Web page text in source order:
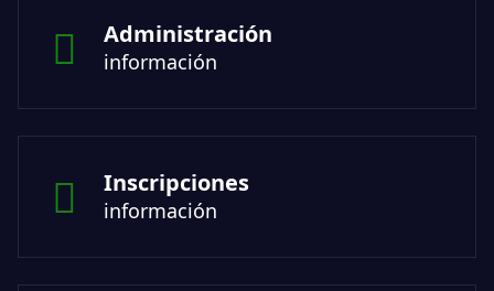
Administración
información
Inscripciones
información